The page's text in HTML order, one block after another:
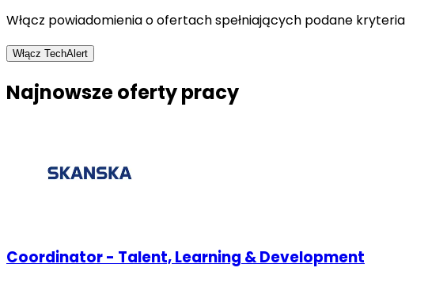
Włącz powiadomienia o ofertach spełniających podane kryteria
Włącz TechAlert
Najnowsze oferty pracy
Coordinator - Talent, Learning & Development